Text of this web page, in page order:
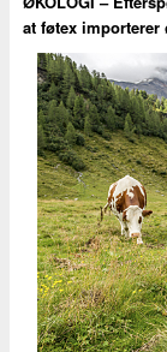
at føtex